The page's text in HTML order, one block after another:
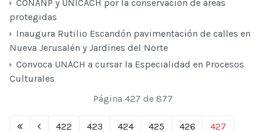
CONANP y UNICACH por la conservación de áreas
protegidas
Inaugura Rutilio Escandón pavimentación de calles en
Nueva Jerusalén y Jardines del Norte
Convoca UNACH a cursar la Especialidad en Procesos
Culturales
Página 427 de 877
422 423 424 425 426 427